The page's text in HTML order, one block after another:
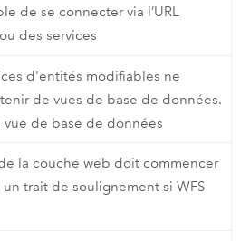
de se connecter via l’URL
des services
d'entités modifiables ne
de vues de base de données.
vue de base de données
la couche web doit commencer
trait de soulignement si WFS